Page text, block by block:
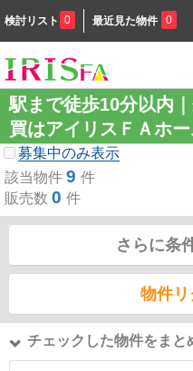
検討リスト 0 最近見た物件 0
駅まで徒歩10分以内
買はアイリスＦＡホ
募集中のみ表示
該当物件 9 件
販売数 0 件
さらに条
物件リ
チェックした物件をまと